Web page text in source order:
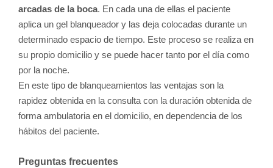
arcadas de la boca. En cada una de ellas el paciente
aplica un gel blanqueador y las deja colocadas durante un
determinado espacio de tiempo. Este proceso se realiza en
su propio domicilio y se puede hacer tanto por el día como
por la noche.
En este tipo de blanqueamientos las ventajas son la
rapidez obtenida en la consulta con la duración obtenida de
forma ambulatoria en el domicilio, en dependencia de los
hábitos del paciente.
Preguntas frecuentes